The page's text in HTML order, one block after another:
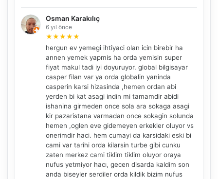
Osman Karakılıç
6 yıl önce
★★★★★
hergun ev yemegi ihtiyaci olan icin birebir ha
annen yemek yapmis ha orda yemisin super
fiyat makul tadi iyi doyuruyor. global bilgisayar
casper filan var ya orda globalin yaninda
casperin karsi hizasinda ,hemen ordan abi
yerden bi kat asagi indin mi tamamdir abidi
ishanina girmeden once sola ara sokaga asagi
kir pazaristana varmadan once sokagin solunda
hemen ,oglen eve gidemeyen erkekler oluyor vs
onerimdir haci. hem cumayi da karsidaki eski bi
cami var tarihi orda kilarsin turbe gibi cunku
zaten merkez cami tiklim tiklim oluyor oraya
nufus yetmiyor hacı, gecen disarda kaldim son
anda biseyler serdiler orda kildik bizim nufus
NBY Akıllı Asistan
AI kullanmadan, sitedeki gerçek yerlerle akıllı rota